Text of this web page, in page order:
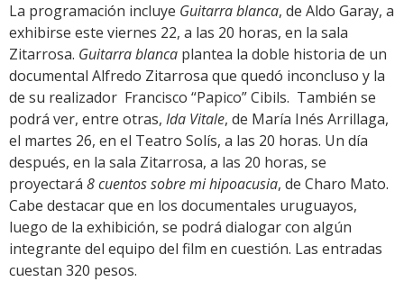
La programación incluye Guitarra blanca, de Aldo Garay, a
exhibirse este viernes 22, a las 20 horas, en la sala
Zitarrosa. Guitarra blanca plantea la doble historia de un
documental Alfredo Zitarrosa que quedó inconcluso y la
de su realizador Francisco “Papico” Cibils. También se
podrá ver, entre otras, Ida Vitale, de María Inés Arrillaga,
el martes 26, en el Teatro Solís, a las 20 horas. Un día
después, en la sala Zitarrosa, a las 20 horas, se
proyectará 8 cuentos sobre mi hipoacusia, de Charo Mato.
Cabe destacar que en los documentales uruguayos,
luego de la exhibición, se podrá dialogar con algún
integrante del equipo del film en cuestión. Las entradas
cuestan 320 pesos.